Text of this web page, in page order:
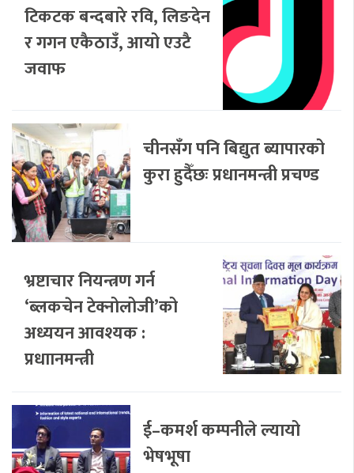
टिकटक बन्दबारे रवि, लिङदेन
र गगन एकैठाउँ, आयो एउटै
जवाफ
चीनसँग पनि बिद्युत ब्यापारको
कुरा हुदैँछः प्रधानमन्त्री प्रचण्ड
भ्रष्टाचार नियन्त्रण गर्न
‘ब्लकचेन टेक्नोलोजी’को
अध्ययन आवश्यक :
प्रधाानमन्त्री
ई–कमर्श कम्पनीले ल्यायो
भेषभूषा